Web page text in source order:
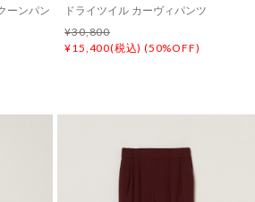
ーンパン
ドライツイル カーヴィパンツ
¥30,800
¥15,400(税込) (50%OFF)